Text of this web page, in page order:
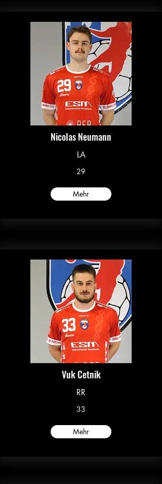
Nicolas Neumann
LA
29
Mehr
Vuk Cetnik
RR
33
Mehr